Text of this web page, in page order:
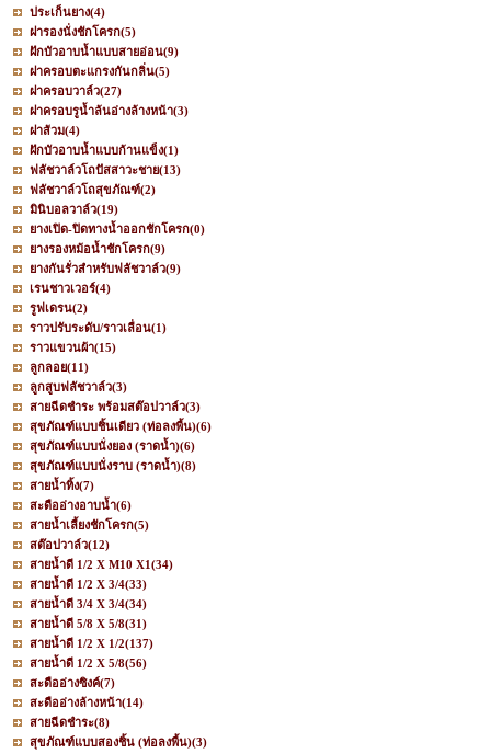
ประเก็นยาง(4)
ฝารองนั่งชักโครก(5)
ฝักบัวอาบน้ำแบบสายอ่อน(9)
ฝาครอบตะแกรงกันกลิ่น(5)
ฝาครอบวาล์ว(27)
ฝาครอบรูน้ำล้นอ่างล้างหน้า(3)
ฝาส้วม(4)
ฝักบัวอาบน้ำแบบก้านแข็ง(1)
ฟลัชวาล์วโถปัสสาวะชาย(13)
ฟลัชวาล์วโถสุขภัณฑ์(2)
มินิบอลวาล์ว(19)
ยางเปิด-ปิดทางน้ำออกชักโครก(0)
ยางรองหม้อน้ำชักโครก(9)
ยางกันรั่วสำหรับฟลัชวาล์ว(9)
เรนชาวเวอร์(4)
รูฟเดรน(2)
ราวปรับระดับ/ราวเลื่อน(1)
ราวแขวนผ้า(15)
ลูกลอย(11)
ลูกสูบฟลัชวาล์ว(3)
สายฉีดชำระ พร้อมสต๊อปวาล์ว(3)
สุขภัณฑ์แบบชิ้นเดียว (ท่อลงพื้น)(6)
สุขภัณฑ์แบบนั่งยอง (ราดน้ำ)(6)
สุขภัณฑ์แบบนั่งราบ (ราดน้ำ)(8)
สายน้ำทิ้ง(7)
สะดืออ่างอาบน้ำ(6)
สายน้ำเลี้ยงชักโครก(5)
สต๊อปวาล์ว(12)
สายน้ำดี 1/2 X M10 X1(34)
สายน้ำดี 1/2 X 3/4(33)
สายน้ำดี 3/4 X 3/4(34)
สายน้ำดี 5/8 X 5/8(31)
สายน้ำดี 1/2 X 1/2(137)
สายน้ำดี 1/2 X 5/8(56)
สะดืออ่างซิงค์(7)
สะดืออ่างล้างหน้า(14)
สายฉีดชำระ(8)
สุขภัณฑ์แบบสองชิ้น (ท่อลงพื้น)(3)